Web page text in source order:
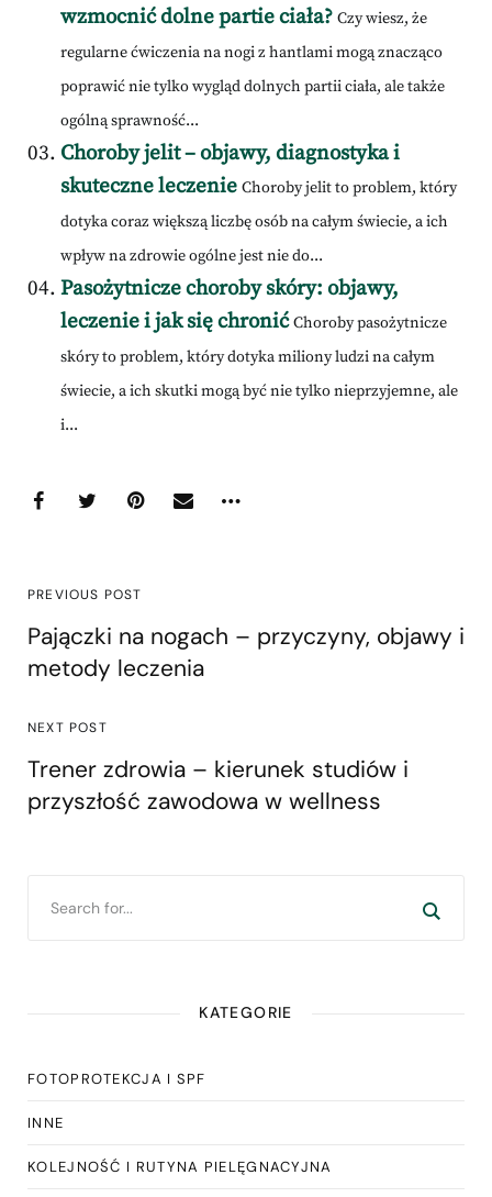
wzmocnić dolne partie ciała? Czy wiesz, że
regularne ćwiczenia na nogi z hantlami mogą znacząco
poprawić nie tylko wygląd dolnych partii ciała, ale także
ogólną sprawność...
Choroby jelit – objawy, diagnostyka i
skuteczne leczenie Choroby jelit to problem, który
dotyka coraz większą liczbę osób na całym świecie, a ich
wpływ na zdrowie ogólne jest nie do...
Pasożytnicze choroby skóry: objawy,
leczenie i jak się chronić Choroby pasożytnicze
skóry to problem, który dotyka miliony ludzi na całym
świecie, a ich skutki mogą być nie tylko nieprzyjemne, ale
i...
PREVIOUS POST
Pajączki na nogach – przyczyny, objawy i
metody leczenia
NEXT POST
Trener zdrowia – kierunek studiów i
przyszłość zawodowa w wellness
KATEGORIE
FOTOPROTEKCJA I SPF
INNE
KOLEJNOŚĆ I RUTYNA PIELĘGNACYJNA